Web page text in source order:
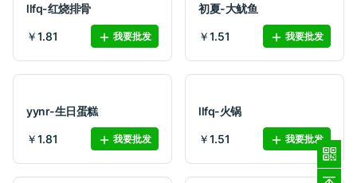
llfq-红烧排骨
￥1.81 我要批发
初夏-大鱿鱼
￥1.51 我要批发
yynr-生日蛋糕
￥1.81 我要批发
llfq-火锅
￥1.51 我要批发